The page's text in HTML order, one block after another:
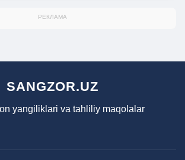
РЕКЛАМА
SANGZOR.UZ
yangiliklari va tahliliy maqolalar